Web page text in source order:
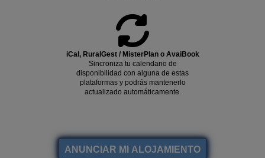
iCal, RuralGest / MisterPlan o AvaiBook
Sincroniza tu calendario de
disponibilidad con alguna de estas
plataformas y podrás mantenerlo
actualizado automáticamente.